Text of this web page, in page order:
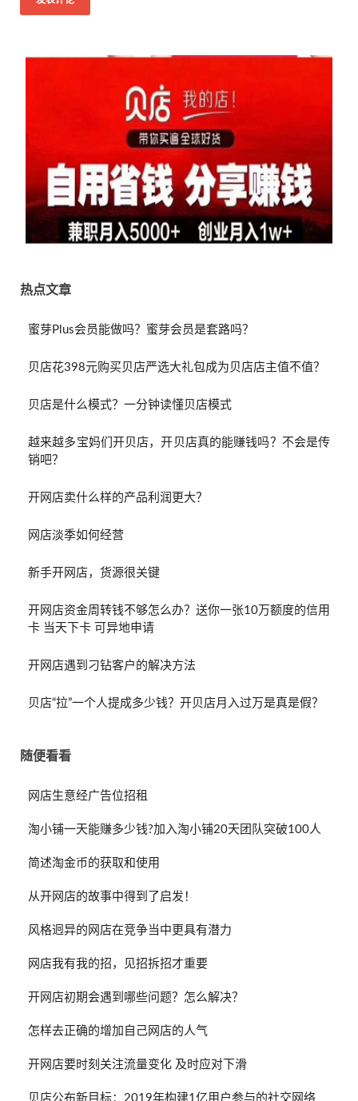
热点文章
蜜芽Plus会员能做吗？蜜芽会员是套路吗？
贝店花398元购买贝店严选大礼包成为贝店店主值不值？
贝店是什么模式？一分钟读懂贝店模式
越来越多宝妈们开贝店，开贝店真的能赚钱吗？不会是传
销吧？
开网店卖什么样的产品利润更大？
网店淡季如何经营
新手开网店，货源很关键
开网店资金周转钱不够怎么办？送你一张10万额度的信用
卡 当天下卡 可异地申请
开网店遇到刁钻客户的解决方法
贝店“拉”一个人提成多少钱？开贝店月入过万是真是假？
随便看看
网店生意经广告位招租
淘小铺一天能赚多少钱?加入淘小铺20天团队突破100人
简述淘金币的获取和使用
从开网店的故事中得到了启发！
风格迥异的网店在竞争当中更具有潜力
网店我有我的招，见招拆招才重要
开网店初期会遇到哪些问题？怎么解决？
怎样去正确的增加自己网店的人气
开网店要时刻关注流量变化 及时应对下滑
贝店公布新目标：2019年构建1亿用户参与的社交网络